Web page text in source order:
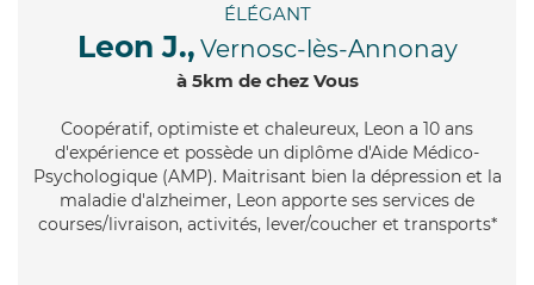
ÉLÉGANT
Leon J., Vernosc-lès-Annonay
à 5km de chez Vous
Coopératif, optimiste et chaleureux, Leon a 10 ans
d'expérience et possède un diplôme d'Aide Médico-
Psychologique (AMP). Maitrisant bien la dépression et la
maladie d'alzheimer, Leon apporte ses services de
courses/livraison, activités, lever/coucher et transports*